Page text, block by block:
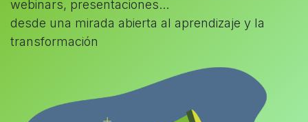
webinars, presentaciones...
desde una mirada abierta al aprendizaje y la
transformación